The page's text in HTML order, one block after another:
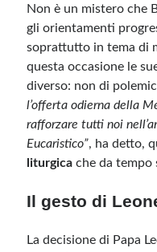
Non è un mistero che
gli orientamenti
soprattutto in tema di
questa occasione le
diverso: non di
l’offerta odierna della
rafforzare tutti noi
Eucaristico”, ha detto,
liturgica che da tempo
Il gesto di
La decisione di Papa